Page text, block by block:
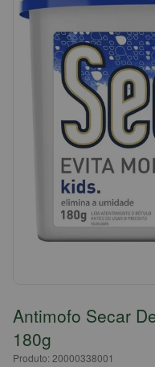
Antimofo Secar
180g
Produto: 20000338001